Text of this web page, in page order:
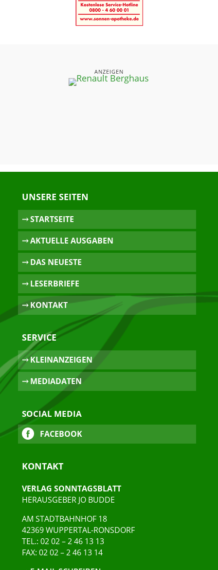
ANZEIGEN
UNSERE SEITEN
⤏ STARTSEITE
⤏ AKTUELLE AUSGABEN
⤏ DAS NEUESTE
⤏ LESERBRIEFE
⤏ KONTAKT
SERVICE
⤏ KLEINANZEIGEN
⤏ MEDIADATEN
SOCIAL MEDIA
FACEBOOK
KONTAKT
VERLAG SONNTAGSBLATT
HERAUSGEBER JO BUDDE
AM STADTBAHNHOF 18
42369 WUPPERTAL-RONSDORF
TEL.: 02 02 – 2 46 13 13
FAX: 02 02 – 2 46 13 14